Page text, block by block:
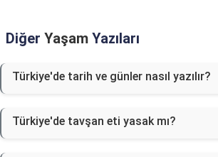
Diğer Yaşam Yazıları
Türkiye'de tarih ve günler nasıl yazılır?
Türkiye'de tavşan eti yasak mı?